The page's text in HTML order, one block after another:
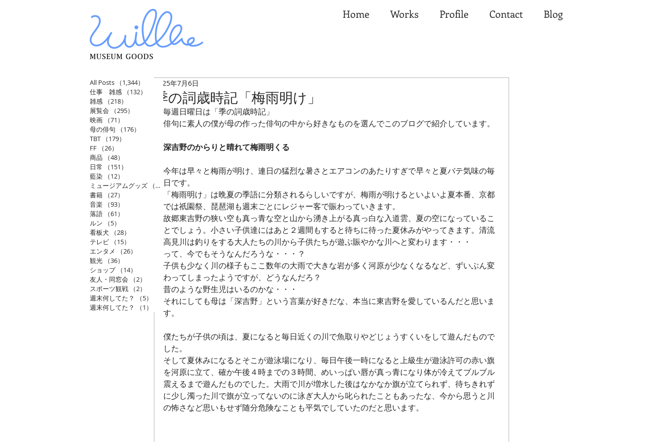
Home Works Profile Contact Blog
季の詞歳時記「梅雨明け」
2025年7月6日
毎週日曜日は「季の詞歳時記」
俳句に素人の僕が母の作った俳句の中から好きなものを選んでこのブログで紹介しています。
深吉野のからりと晴れて梅雨明くる
今年は早々と梅雨が明け、連日の猛烈な暑さとエアコンのあたりすぎで早々と夏バテ気味の毎
日です。
「梅雨明け」は晩夏の季語に分類されるらしいですが、梅雨が明けるといよいよ夏本番、京都
では祇園祭、琵琶湖も週末ごとにレジャー客で賑わっていきます。
故郷東吉野の狭い空も真っ青な空と山から湧き上がる真っ白な入道雲、夏の空になっているこ
とでしょう。小さい子供達にはあと２週間もすると待ちに待った夏休みがやってきます。清流
高見川は釣りをする大人たちの川から子供たちが遊ぶ賑やかな川へと変わります・・・
って、今でもそうなんだろうな・・・？
子供も少なく川の様子もここ数年の大雨で大きな岩が多く河原が少なくなるなど、ずいぶん変
わってしまったようですが、どうなんだろ？
昔のような野生児はいるのかな・・・
それにしても母は「深吉野」という言葉が好きだな、本当に東吉野を愛しているんだと思いま
す。
僕たちが子供の頃は、夏になると毎日近くの川で魚取りやどじょうすくいをして遊んだもので
した。
そして夏休みになるとそこが遊泳場になり、毎日午後一時になると上級生が遊泳許可の赤い旗
を河原に立て、確か午後４時までの３時間、めいっぱい唇が真っ青になり体が冷えてブルブル
震えるまで遊んだものでした。大雨で川が増水した後はなかなか旗が立てられず、待ちきれず
に少し濁った川で旗が立ってないのに泳ぎ大人から叱られたこともあったな、今から思うと川
の怖さなど思いもせず随分危険なことも平気でしていたのだと思います。
All Posts （1,344）
1,344件の記事
仕事 雑感
（132）
132件の記事
雑感
（218）
展覧会
（295）
295件の記事
映画
（71）
母の俳句
（176）
176件の記事
TBT
（179）
FF
（26）
商品
（48）
日常
（151）
藍染
（12）
ミュージアムグッズ
（114）
114件の記事
書籍
（27）
音楽
（93）
落語
（61）
ルン
（5）
看板犬
（28）
テレビ
（15）
エンタメ
（26）
26件の記事
観光
（36）
ショップ
（14）
14件の記事
友人・同窓会
（2）
2件の記事
スポーツ観戦
（2）
2件の記事
週末何してた？
（5）
5件の記事
週末何してた？
（1） 1件の記事